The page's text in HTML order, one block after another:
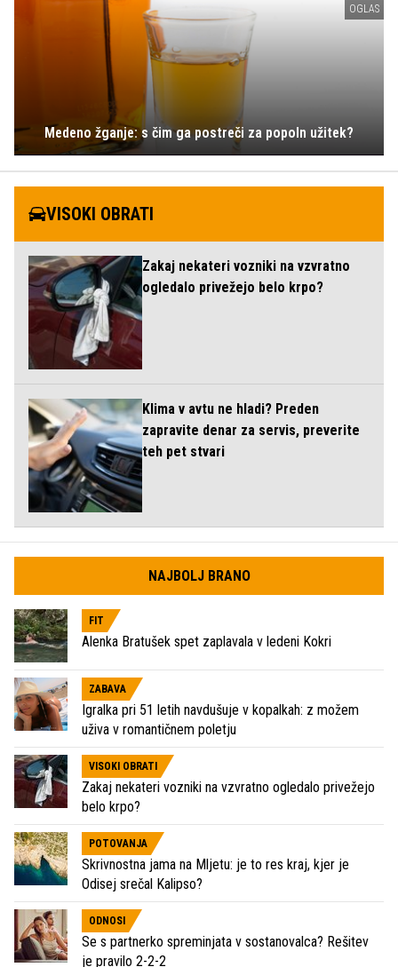
OGLAS
Medeno žganje: s čim ga postreči za popoln užitek?
VISOKI OBRATI
Zakaj nekateri vozniki na vzvratno
ogledalo privežejo belo krpo?
Klima v avtu ne hladi? Preden
zapravite denar za servis, preverite
teh pet stvari
NAJBOLJ BRANO
FIT
Alenka Bratušek spet zaplavala v ledeni Kokri
ZABAVA
Igralka pri 51 letih navdušuje v kopalkah: z možem
uživa v romantičnem poletju
VISOKI OBRATI
Zakaj nekateri vozniki na vzvratno ogledalo privežejo
belo krpo?
POTOVANJA
Skrivnostna jama na Mljetu: je to res kraj, kjer je
Odisej srečal Kalipso?
ODNOSI
Se s partnerko spreminjata v sostanovalca? Rešitev
je pravilo 2-2-2